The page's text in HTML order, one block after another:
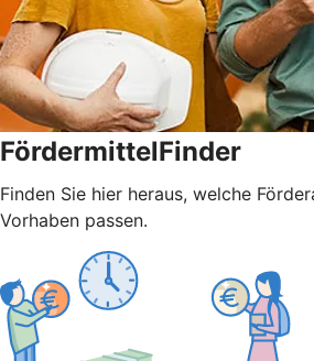
FördermittelFinder
Finden Sie hier heraus, welche
Vorhaben passen.